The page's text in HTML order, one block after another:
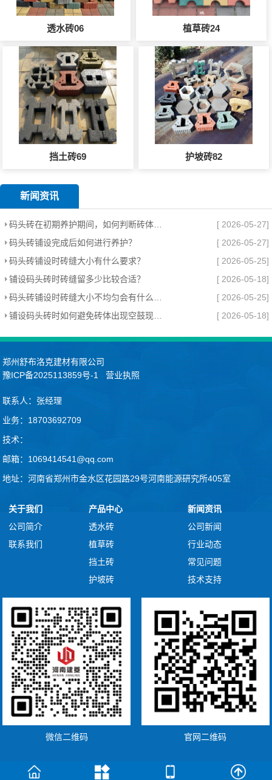
透水砖06 植草砖24
挡土砖69 护坡砖82
新闻资讯
[ 2026-05-27]
码头砖铺设完成后如何进行养护？
[ 2026-05-27]
码头砖铺设时砖缝大小有什么要求？
[ 2026-05-25]
铺设码头砖时砖缝留多少比较合适？
[ 2026-05-18]
[ 2026-05-25]
[ 2026-05-18]
郑州舒布洛克建材有限公司
豫ICP备2025113859号-1
营业执照
联系人：张经理
业务：18703692709
技术：
邮箱：1069414541@qq.com
地址：河南省郑州市金水区花园路29号河南能源研究所405室
关于我们
公司简介
联系我们
产品中心
透水砖
植草砖
挡土砖
护坡砖
新闻资讯
公司新闻
行业动态
常见问题
技术支持
微信二维码 官网二维码